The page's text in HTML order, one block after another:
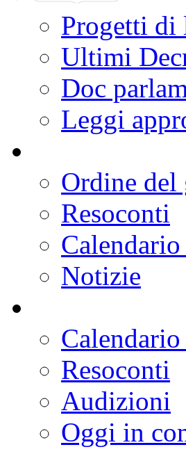
Progetti di
Ultimi
Doc
Leggi
Ordine del
Resoconti
Notizie
Resoconti
Audizioni
Oggi in